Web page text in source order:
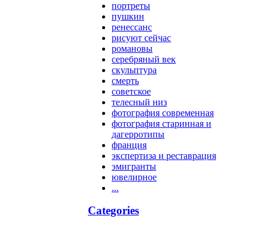
портреты
пушкин
ренессанс
рисуют сейчас
романовы
серебряный век
скульптура
смерть
советское
телесный низ
фотография современная
фотография старинная и
дагерротипы
франция
экспертиза и реставрация
эмигранты
ювелирное
...
Categories